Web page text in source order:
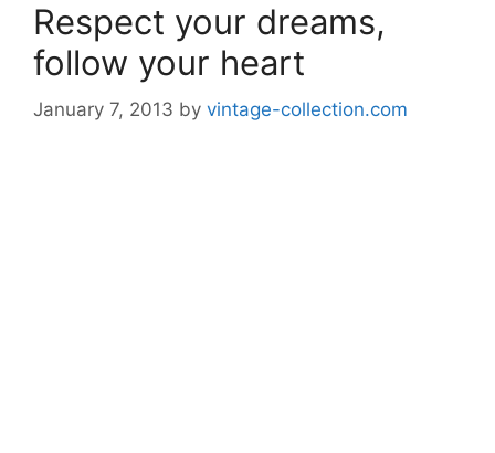
Respect your dreams,
follow your heart
January 7, 2013 by vintage-collection.com